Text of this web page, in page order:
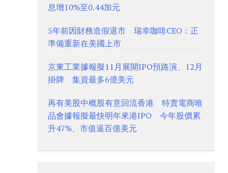
息增10%至0.44加元
5年前因財務造假退市 瑞幸咖啡CEO：正
準備重新在美國上市
京東工業據報擬11月展開IPO預路演、12月
掛牌 集資最多6億美元
再有美股中概股有意回流香港 特賣電商唯
品會據報擬最快明年來港IPO 今年股價累
升47%、市值逼百億美元